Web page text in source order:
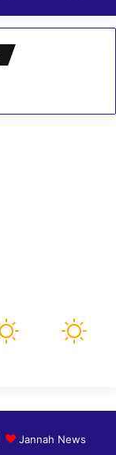
Jannah News